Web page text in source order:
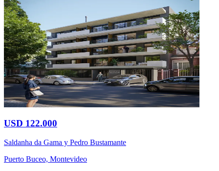
USD 122.000
Saldanha da Gama y Pedro Bustamante
Puerto Buceo, Montevideo